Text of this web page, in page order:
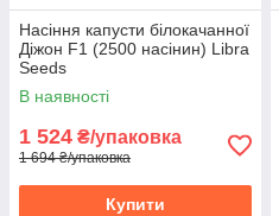
Насіння капусти білокачанної
Діжон F1 (2500 насінин) Libra
Seeds
В наявності
1 524 ₴/упаковка
1 694 ₴/упаковка
Купити